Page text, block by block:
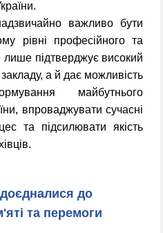
важливо бути
рівні професійного та
лише підтверджує високий
а й дає можливість
майбутнього
впроваджувати сучасні
та підсилювати якість
до
та перемоги